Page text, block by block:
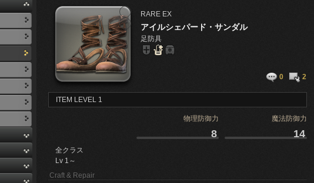
RARE EX
アイルシェパード・サンダル
足防具
0 2
ITEM LEVEL 1
物理防御力 魔法防御力
8 14
全クラス
Lv 1～
Craft & Repair